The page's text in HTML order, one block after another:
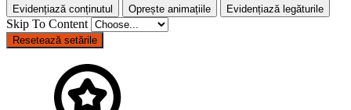
Evidențiază conținutul Oprește animațiile Evidențiază legăturile
Skip To Content
Resetează setările